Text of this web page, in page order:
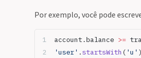
Por exemplo, você pode
account.balance >=
'user' .startsWith ( 'u' )